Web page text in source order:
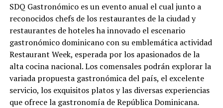
SDQ Gastronómico es un evento anual el cual junto a
reconocidos chefs de los restaurantes de la ciudad y
restaurantes de hoteles ha innovado el escenario
gastronómico dominicano con su emblemática actividad
Restaurant Week, esperada por los apasionados de la
alta cocina nacional.Los comensales podrán explorar la
variada propuesta gastronómica del país, el excelente
servicio, los exquisitos platos y las diversas experiencias
que ofrece la gastronomía de República Dominicana.